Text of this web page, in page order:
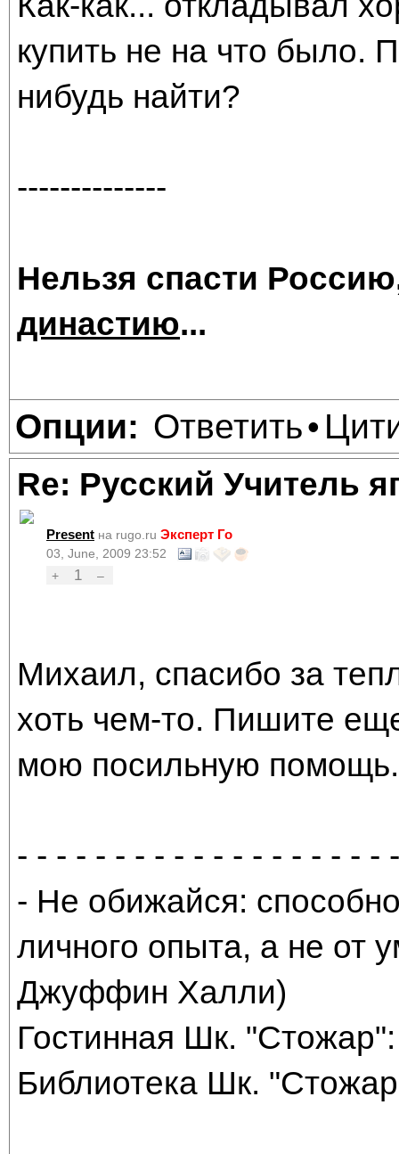
купить не на что было.
нибудь найти?
--------------
Нельзя спасти
династию...
Опции: Ответить•
Re: Русский Учитель
Present на rugo.ru Эксперт Го
03, June, 2009 23:52
+
1 –
Михаил, спасибо за
хоть чем-то. Пишите
мою посильную
- - - - - - - - - - - - - - - - - - -
- Не обижайся:
личного опыта, а не от
Джуффин Халли)
Гостинная Шк.
Библиотека Шк.